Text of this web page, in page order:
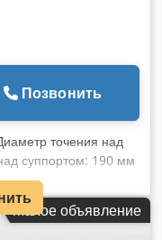
Позвонить
точения над
суппортом: 190 мм
в выемке: 460
6 Отверстие
11,2 - 2240 об/мин
Малое объявление